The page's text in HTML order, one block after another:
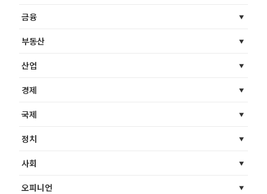
금융
부동산
산업
경제
국제
정치
사회
오피니언